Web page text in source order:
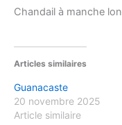
Chandail à manche
Articles similaires
Guanacaste
20 novembre 2025
Article similaire